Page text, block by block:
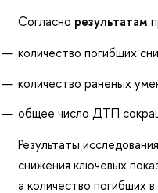
Согласно результатам
количество погибших
количество раненых
общее число ДТП
Результаты
снижения ключевых
а количество погибших